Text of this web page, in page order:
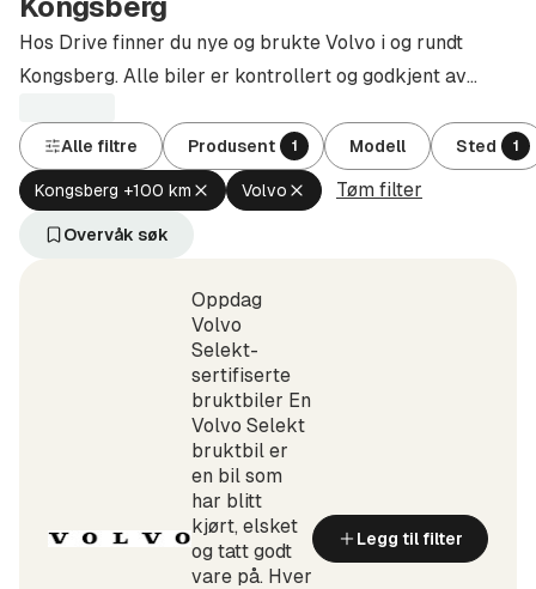
Kongsberg
Hos Drive finner du nye og brukte Volvo i og rundt
Kongsberg. Alle biler er kontrollert og godkjent av
Alle filtre Produsent 1 Modell Sted 1
Kongsberg +100 km Fjern
aktivt
km
(Sted)
Volvo Fjern
aktivt
Tøm filter
Overvåk søk
Oppdag
Volvo
Selekt-
sertifiserte
bruktbiler En
Volvo Selekt
bruktbil er
en bil som
har blitt
kjørt, elsket
og tatt godt
vare på. Hver
Legg til filter